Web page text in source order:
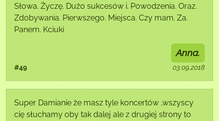
Słowa. Życzę. Dużo sukcesów i. Powodzenia. Oraz.
Zdobywania. Pierwszego. Miejsca. Czy mam. Za.
Panem. Kciuki
#49
Anna.
03.09.2018
Super Damianie że masz tyle koncertów ,wszyscy
cię słuchamy oby tak dalej ale z drugiej strony to